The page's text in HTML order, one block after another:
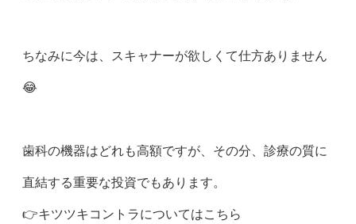
ちなみに今は、スキャナーが欲しくて仕方ありません
😂
歯科の機器はどれも高額ですが、その分、診療の質に
直結する重要な投資でもあります。
👉️キツツキコントラについてはこちら